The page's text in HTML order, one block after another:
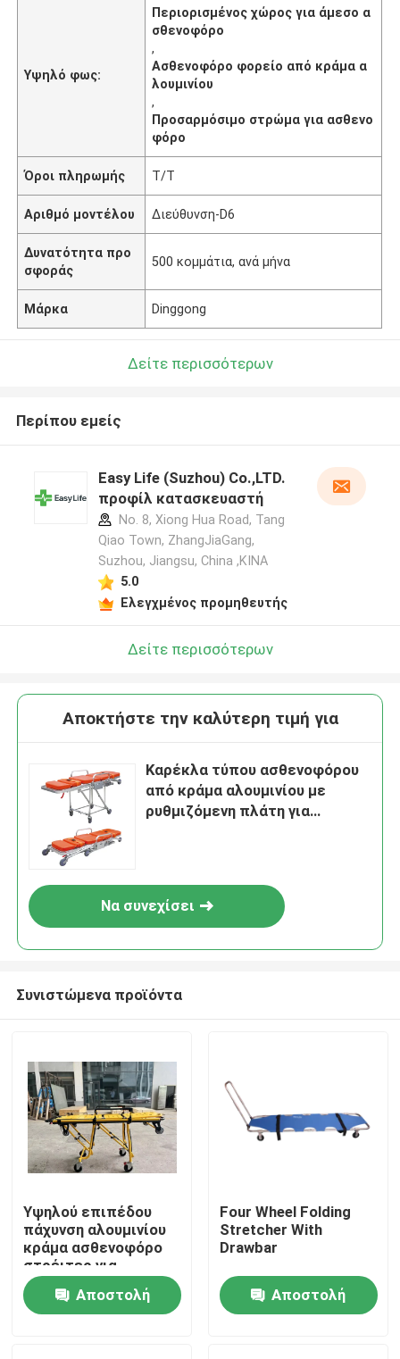
Σπίτι
Προϊόντα
Υψηλό φως:
Περιορισμένος χώρος για άμεσο α
σθενοφόρο
,
Ασθενοφόρο φορείο από κράμα α
λουμινίου
,
Προσαρμόσιμο στρώμα για ασθενο
φόρο
Όροι πληρωμής Τ/Τ
Αριθμό μοντέλου Διεύθυνση-D6
Δυνατότητα προ
σφοράς
500 κομμάτια, ανά μήνα
Μάρκα Dinggong
Δείτε περισσότερων
Περίπου εμείς
Easy Life (Suzhou) Co.,LTD.
προφίλ κατασκευαστή
No. 8, Xiong Hua Road, Tang
Qiao Town, ZhangJiaGang,
Suzhou, Jiangsu, China ,ΚΙΝΑ
5.0
Ελεγχμένος προμηθευτής
Δείτε περισσότερων
Αποκτήστε την καλύτερη τιμή για
Καρέκλα τύπου ασθενοφόρου
από κράμα αλουμινίου με
ρυθμιζόμενη πλάτη για
Να συνεχίσει
Συνιστώμενα προϊόντα
Υψηλού επιπέδου
πάχυνση αλουμινίου
κράμα ασθενοφόρο
στρέιτερ για
διάσωση έκτακτης
ανάγκης με
ρυθμιζόμενο ύψος
Αποστολή
Four Wheel Folding
Stretcher With
Drawbar
Αποστολή